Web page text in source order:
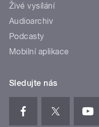
Živé vysílání
Audioarchiv
Podcasty
Mobilní aplikace
Sledujte nás